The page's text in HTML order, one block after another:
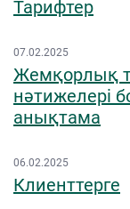
Тарифтер
07.02.2025
Жемқорлық
нәтижелері
анықтама
06.02.2025
Клиенттерге